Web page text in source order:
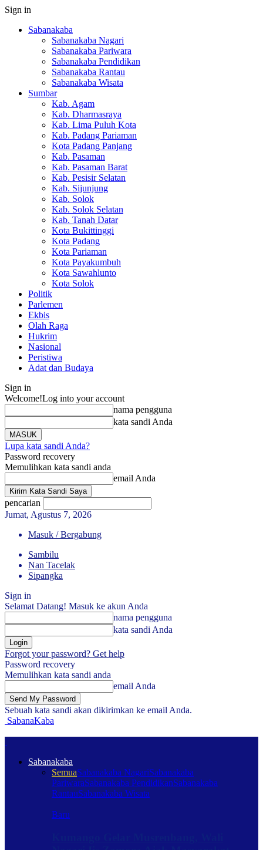
Sign in
Sabanakaba
Sabanakaba Nagari
Sabanakaba Pariwara
Sabanakaba Pendidikan
Sabanakaba Rantau
Sabanakaba Wisata
Sumbar
Kab. Agam
Kab. Dharmasraya
Kab. Lima Puluh Kota
Kab. Padang Pariaman
Kota Padang Panjang
Kab. Pasaman
Kab. Pasaman Barat
Kab. Pesisir Selatan
Kab. Sijunjung
Kab. Solok
Kab. Solok Selatan
Kab. Tanah Datar
Kota Bukittinggi
Kota Padang
Kota Pariaman
Kota Payakumbuh
Kota Sawahlunto
Kota Solok
Politik
Parlemen
Ekbis
Olah Raga
Hukrim
Nasional
Peristiwa
Adat dan Budaya
Sign in
Welcome!Log into your account
nama pengguna
kata sandi Anda
Lupa kata sandi Anda?
Password recovery
Memulihkan kata sandi anda
email Anda
pencarian
Jumat, Agustus 7, 2026
Masuk / Bergabung
Sambilu
Nan Tacelak
Sipangka
Sign in
Selamat Datang! Masuk ke akun Anda
nama pengguna
kata sandi Anda
Forgot your password? Get help
Password recovery
Memulihkan kata sandi anda
email Anda
Sebuah kata sandi akan dikirimkan ke email Anda.
SabanaKaba
Sabanakaba
SemuaSabanakaba NagariSabanakaba
PariwaraSabanakaba PendidikanSabanakaba
RantauSabanakaba Wisata
Baru